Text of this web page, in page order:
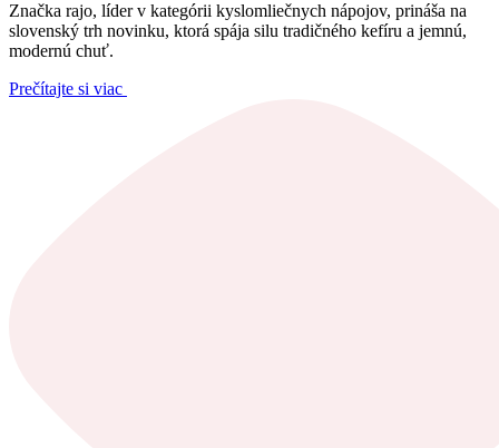
Značka rajo, líder v kategórii kyslomliečnych nápojov, prináša na
slovenský trh novinku, ktorá spája silu tradičného kefíru a jemnú,
modernú chuť.
Prečítajte si viac